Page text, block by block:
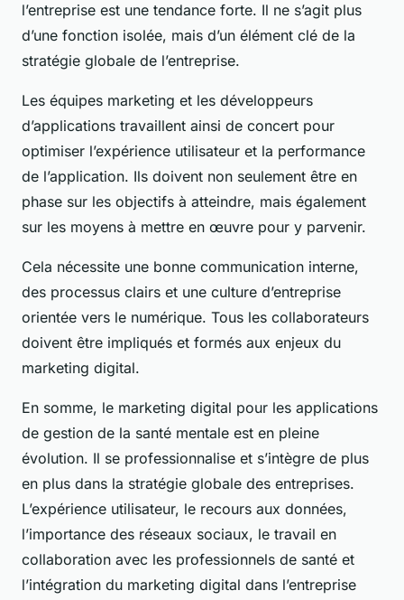
l’entreprise est une tendance forte. Il ne s’agit plus
d’une fonction isolée, mais d’un élément clé de la
stratégie globale de l’entreprise.
Les équipes marketing et les développeurs
d’applications travaillent ainsi de concert pour
optimiser l’expérience utilisateur et la performance
de l’application. Ils doivent non seulement être en
phase sur les objectifs à atteindre, mais également
sur les moyens à mettre en œuvre pour y parvenir.
Cela nécessite une bonne communication interne,
des processus clairs et une culture d’entreprise
orientée vers le numérique. Tous les collaborateurs
doivent être impliqués et formés aux enjeux du
marketing digital.
En somme, le marketing digital pour les applications
de gestion de la santé mentale est en pleine
évolution. Il se professionnalise et s’intègre de plus
en plus dans la stratégie globale des entreprises.
L’expérience utilisateur, le recours aux données,
l’importance des réseaux sociaux, le travail en
collaboration avec les professionnels de santé et
l’intégration du marketing digital dans l’entreprise